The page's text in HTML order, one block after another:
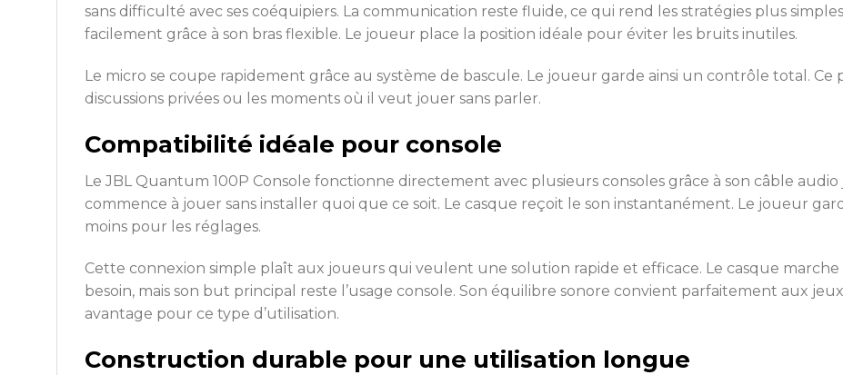
sans difficulté avec ses coéquipiers. La communication reste fluide, ce qui rend les stratégies plus
facilement grâce à son bras flexible. Le joueur place la position idéale pour éviter les bruits inutiles.
Le micro se coupe rapidement grâce au système de bascule. Le joueur garde ainsi un contrôle total.
discussions privées ou les moments où il veut jouer sans parler.
Compatibilité idéale pour console
Le JBL Quantum 100P Console fonctionne directement avec plusieurs consoles grâce à son câble
commence à jouer sans installer quoi que ce soit. Le casque reçoit le son instantanément. Le joueur
moins pour les réglages.
Cette connexion simple plaît aux joueurs qui veulent une solution rapide et efficace. Le casque marche
besoin, mais son but principal reste l’usage console. Son équilibre sonore convient parfaitement aux
avantage pour ce type d’utilisation.
Construction durable pour une utilisation longue